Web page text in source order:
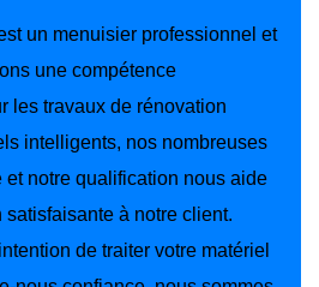
un menuisier professionnel et
une compétence
les travaux de rénovation
intelligents, nos nombreuses
et notre qualification nous aide
satisfaisante à notre client.
de traiter votre matériel